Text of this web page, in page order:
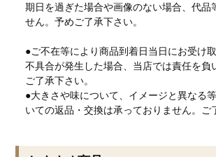
期日を過ぎた場合や画像のない場合、代品
せん。予めご了承下さい。
●ご不在等により商品到着日当日にお受け
不具合が発生した場合、当店では責任を負
ご了承下さい。
●大きさや味について、イメージと異なる
いての返品・交換は承っておりません。ご